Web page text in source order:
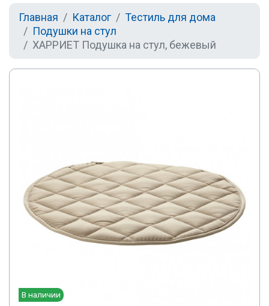
Главная Каталог
Тестиль для дома
Подушки на стул
ХАРРИЕТ Подушка на стул, бежевый
В наличии